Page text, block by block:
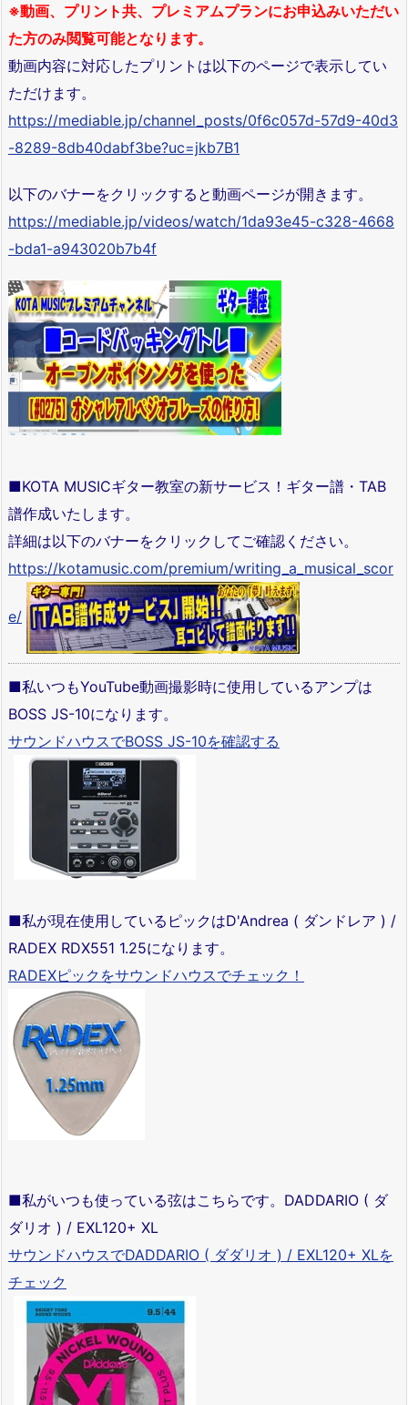
※動画、プリント共、プレミアムプランにお申込みいただい
た方のみ閲覧可能となります。
動画内容に対応したプリントは以下のページで表示してい
ただけます。
https://mediable.jp/channel_posts/0f6c057d-57d9-40d3
-8289-8db40dabf3be?uc=jkb7B1
以下のバナーをクリックすると動画ページが開きます。
https://mediable.jp/videos/watch/1da93e45-c328-4668
-bda1-a943020b7b4f
■KOTA MUSICギター教室の新サービス！ギター譜・TAB
譜作成いたします。
詳細は以下のバナーをクリックしてご確認ください。
https://kotamusic.com/premium/writing_a_musical_scor
e/
■私いつもYouTube動画撮影時に使用しているアンプは
BOSS JS-10になります。
サウンドハウスでBOSS JS-10を確認する
■私が現在使用しているピックはD'Andrea ( ダンドレア ) /
RADEX RDX551 1.25になります。
RADEXピックをサウンドハウスでチェック！
■私がいつも使っている弦はこちらです。DADDARIO ( ダ
ダリオ ) / EXL120+ XL
サウンドハウスでDADDARIO ( ダダリオ ) / EXL120+ XLを
チェック